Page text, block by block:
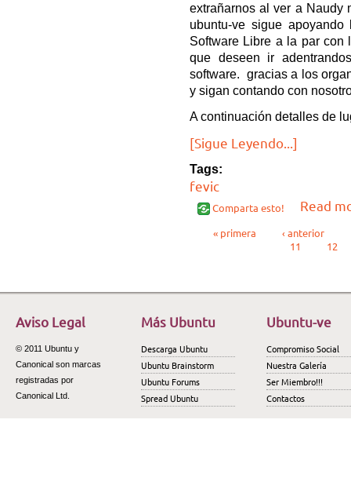
extrañarnos al ver a Naudy
ubuntu-ve sigue
Software Libre a la par con
que deseen ir
software. gracias a los
y sigan contando con
A continuación detalles de
[Sigue Leyendo...]
Tags:
fevic
Comparta esto! Read
Páginas
« primera ‹ anterior
11 12
Aviso Legal
© 2011 Ubuntu y
Canonical son marcas
registradas por
Canonical Ltd.
Más Ubuntu
Descarga Ubuntu
Ubuntu Brainstorm
Ubuntu Forums
Spread Ubuntu
Ubuntu-ve
Compromiso Social
Nuestra Galería
Ser Miembro!!!
Contactos